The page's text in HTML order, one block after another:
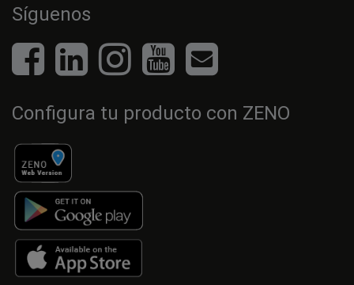
Síguenos
Configura tu producto con ZENO